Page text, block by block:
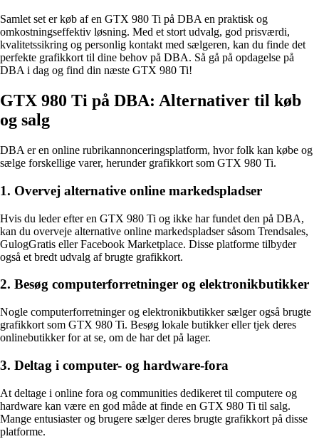
Samlet set er køb af en GTX 980 Ti på DBA en praktisk og
omkostningseffektiv løsning. Med et stort udvalg, god prisværdi,
kvalitetssikring og personlig kontakt med sælgeren, kan du finde det
perfekte grafikkort til dine behov på DBA. Så gå på opdagelse på
DBA i dag og find din næste GTX 980 Ti!
GTX 980 Ti på DBA: Alternativer til køb
og salg
DBA er en online rubrikannonceringsplatform, hvor folk kan købe og
sælge forskellige varer, herunder grafikkort som GTX 980 Ti.
1. Overvej alternative online markedspladser
Hvis du leder efter en GTX 980 Ti og ikke har fundet den på DBA,
kan du overveje alternative online markedspladser såsom Trendsales,
GulogGratis eller Facebook Marketplace. Disse platforme tilbyder
også et bredt udvalg af brugte grafikkort.
2. Besøg computerforretninger og elektronikbutikker
Nogle computerforretninger og elektronikbutikker sælger også brugte
grafikkort som GTX 980 Ti. Besøg lokale butikker eller tjek deres
onlinebutikker for at se, om de har det på lager.
3. Deltag i computer- og hardware-fora
At deltage i online fora og communities dedikeret til computere og
hardware kan være en god måde at finde en GTX 980 Ti til salg.
Mange entusiaster og brugere sælger deres brugte grafikkort på disse
platforme.